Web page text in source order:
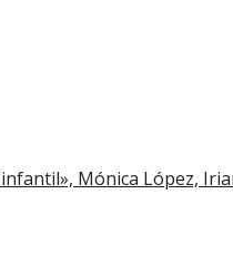
Mónica López,